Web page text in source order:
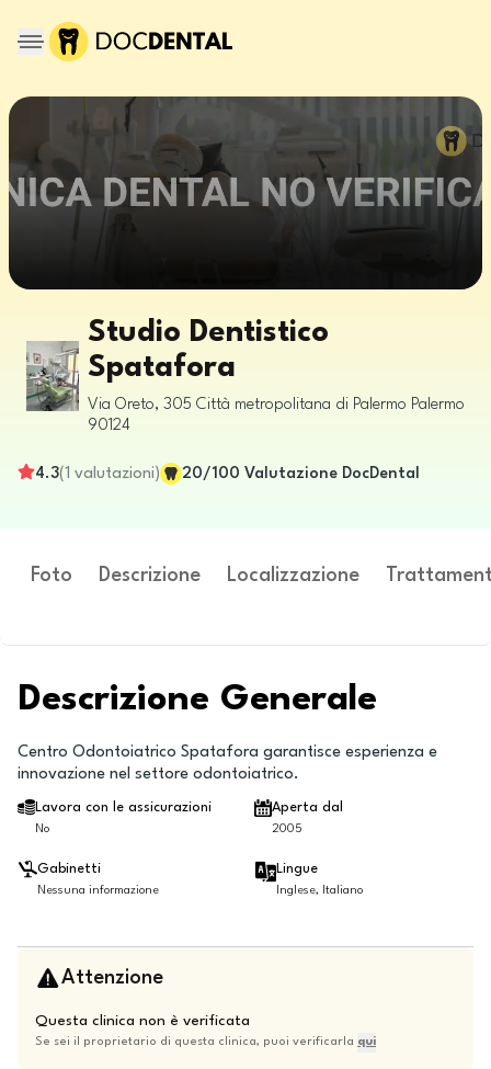
Studio Dentistico
Spatafora
Via Oreto, 305 Città metropolitana di Palermo Palermo
90124
4.3(1 valutazioni) 20/100 Valutazione DocDental
Foto Descrizione Localizzazione
Descrizione Generale
Centro Odontoiatrico Spatafora garantisce esperienza e
innovazione nel settore odontoiatrico.
Lavora con le assicurazioni
No
Aperta dal
2005
Gabinetti
Nessuna informazione
Lingue
Inglese, Italiano
Attenzione
Questa clinica non è verificata
Se sei il proprietario di questa clinica, puoi verificarla qui